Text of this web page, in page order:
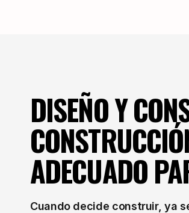
DISEÑO Y
ADECUADO
Cuando decide construir, ya